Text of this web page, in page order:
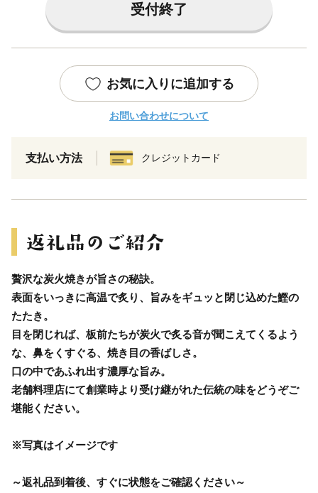
受付終了
お気に入りに追加する
お問い合わせについて
支払い方法 クレジットカード
贅沢な炭火焼きが旨さの秘訣。
表面をいっきに高温で炙り、旨みをギュッと閉じ込めた鰹の
たたき。
目を閉じれば、板前たちが炭火で炙る音が聞こえてくるよう
な、鼻をくすぐる、焼き目の香ばしさ。
口の中であふれ出す濃厚な旨み。
老舗料理店にて創業時より受け継がれた伝統の味をどうぞご
堪能ください。
※写真はイメージです
～返礼品到着後、すぐに状態をご確認ください～